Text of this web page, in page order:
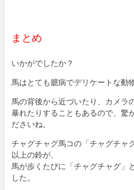
まとめ
いかがでしたか？
馬はとても臆病でデリケートな動物
馬の背後から近づいたり、カメラ
暴れたりすることもあるので、驚
ださいね。
チャグチャグ馬コの「チャグチャ
以上の鈴が、
馬が歩くたびに「チャグチャグ」
した。